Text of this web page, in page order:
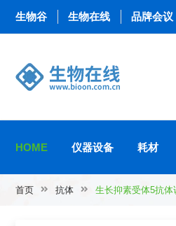
生物谷 生物在线 品牌会议
HOME 仪器设备 耗材
首页 抗体 生长抑素受体5抗体